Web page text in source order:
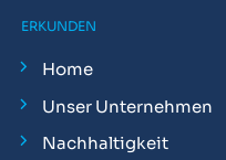
ERKUNDEN
Home
Unser Unternehmen
Nachhaltigkeit